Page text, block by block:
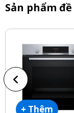
Sản phẩm
+ Thêm